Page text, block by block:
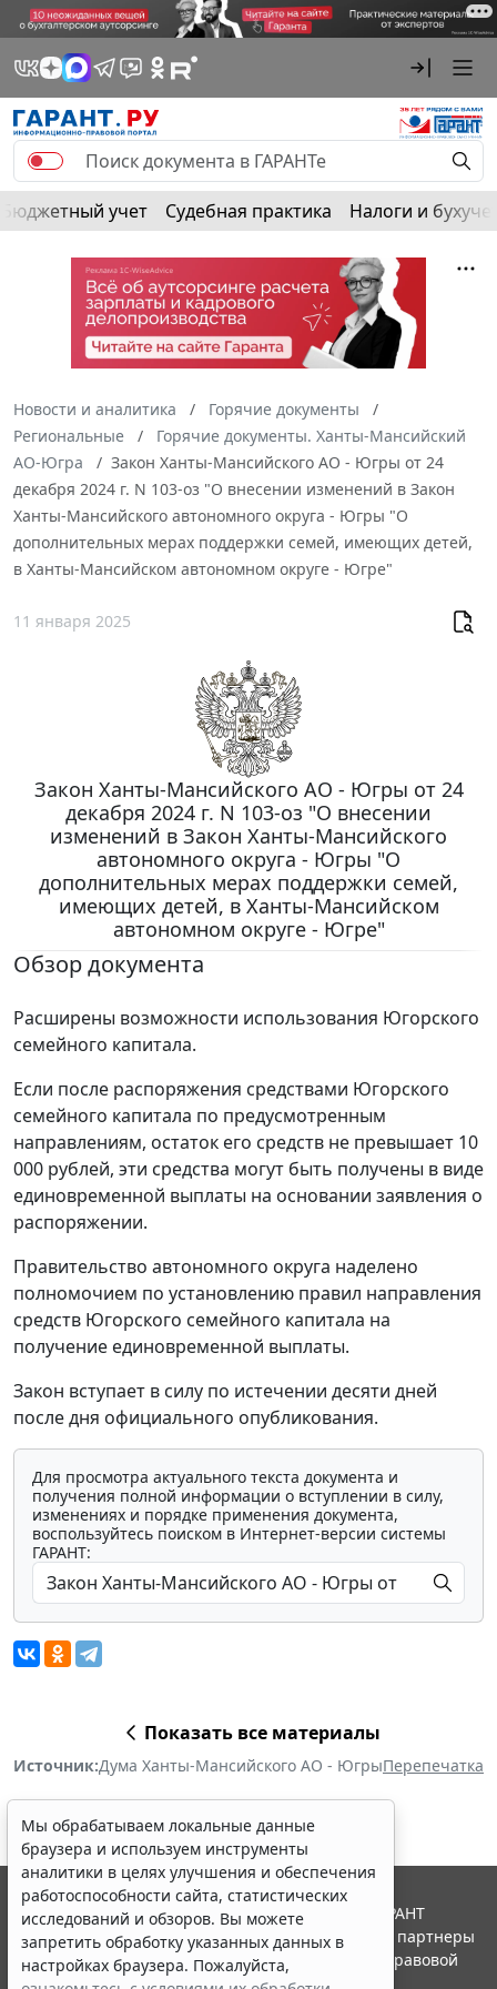
Бюджетный учет Судебная практика Налоги и
Новости и аналитика
Горячие документы
Региональные
Горячие документы. Ханты-Мансийский
АО-Югра
Закон Ханты-Мансийского АО - Югры от 24
декабря 2024 г. N 103-оз "О внесении изменений в Закон
Ханты-Мансийского автономного округа - Югры "О
дополнительных мерах поддержки семей, имеющих детей,
в Ханты-Мансийском автономном округе - Югре"
11 января 2025
Закон Ханты-Мансийского АО - Югры от 24
декабря 2024 г. N 103-оз "О внесении
изменений в Закон Ханты-Мансийского
автономного округа - Югры "О
дополнительных мерах поддержки семей,
имеющих детей, в Ханты-Мансийском
автономном округе - Югре"
Обзор документа
Расширены возможности использования Югорского
семейного капитала.
Если после распоряжения средствами Югорского
семейного капитала по предусмотренным
направлениям, остаток его средств не превышает 10
000 рублей, эти средства могут быть получены в виде
единовременной выплаты на основании заявления о
распоряжении.
Правительство автономного округа наделено
полномочием по установлению правил направления
средств Югорского семейного капитала на
получение единовременной выплаты.
Закон вступает в силу по истечении десяти дней
после дня официального опубликования.
Для просмотра актуального текста документа и
получения полной информации о вступлении в силу,
изменениях и порядке применения документа,
воспользуйтесь поиском в Интернет-версии системы
ГАРАНТ:
Показать все материалы
Источник:Дума Ханты-Мансийского АО - ЮгрыПерепечатка
Мы обрабатываем локальные данные
браузера и используем инструменты
аналитики в целях улучшения и обеспечения
работоспособности сайта, статистических
исследований и обзоров. Вы можете
запретить обработку указанных данных в
настройках браузера. Пожалуйста,
© ООО "НПП "ГАРАНТ-СЕРВИС", 2026. Система ГАРАНТ
выпускается с 1990 года. Компания "Гарант" и ее партнеры
являются участниками Российской ассоциации правовой
информации ГАРАНТ.